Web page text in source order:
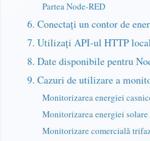
Partea Node-RED
6. Conectați un contor de
7. Utilizați API-ul HTTP
8. Date disponibile pentru
9. Cazuri de utilizare a
Monitorizarea energiei
Monitorizarea energiei
Monitorizare comercială